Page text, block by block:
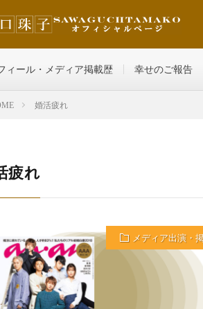
ィール・メディア掲載歴 幸せのご報告
婚活疲れ
疲れ
メディア出演・